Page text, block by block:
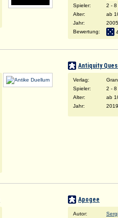
Spieler:
2 - 8
Alter:
ab
Jahr:
2005
Bewertung:
Antiquity
Verlag:
Spieler:
2 - 8
Alter:
ab
Jahr:
2019
Apogee
Autor: